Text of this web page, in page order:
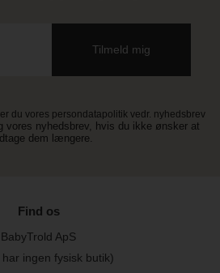
du vores persondatapolitik vedr. nyhedsbrev
vores nyhedsbrev, hvis du ikke ønsker at
dem længere.
Find os
BabyTrold ApS
har ingen fysisk butik)